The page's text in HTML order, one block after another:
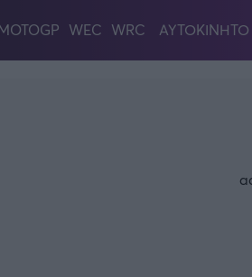
WEC WRC ΑΥΤΟΚΙΝΗΤΟ